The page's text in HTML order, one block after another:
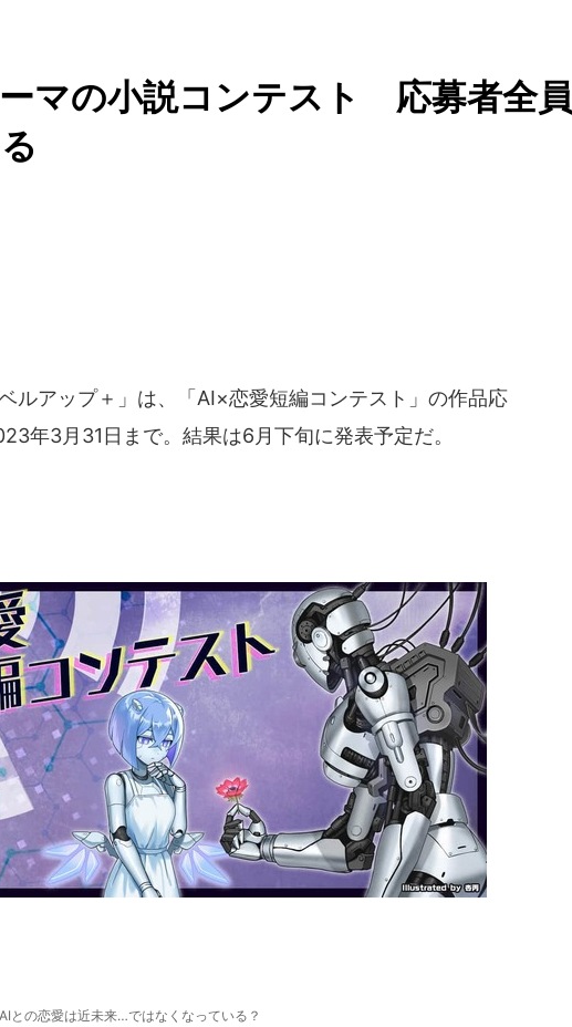
ーマの小説コンテスト 応募者全員
ルアップ＋」は、「AI×恋愛短編コンテスト」の作品応
年3月31日まで。結果は6月下旬に発表予定だ。
AIとの恋愛は近未来…ではなくなっている？